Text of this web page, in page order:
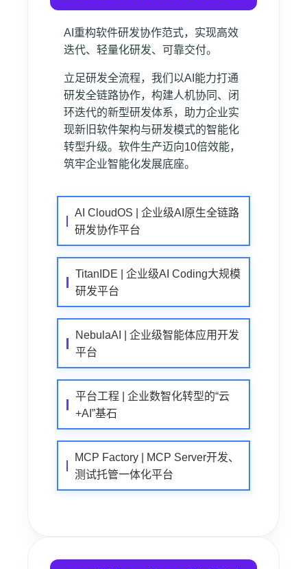
AI重构软件研发协作范式，实现高效
迭代、轻量化研发、可靠交付。
立足研发全流程，我们以AI能力打通
研发全链路协作，构建人机协同、闭
环迭代的新型研发体系，助力企业实
现新旧软件架构与研发模式的智能化
转型升级。软件生产迈向10倍效能，
筑牢企业智能化发展底座。
AI CloudOS | 企业级AI原生全链路
研发协作平台
TitanIDE | 企业级AI Coding大规模
研发平台
NebulaAI | 企业级智能体应用开发
平台
平台工程 | 企业数智化转型的“云
+AI”基石
MCP Factory | MCP Server开发、
测试托管一体化平台